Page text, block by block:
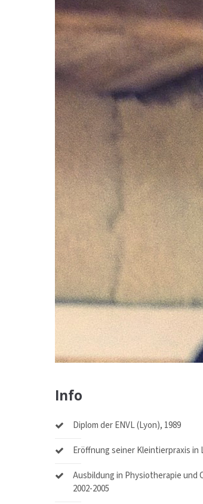
Info
Diplom der ENVL (Lyon), 1989
Eröffnung seiner Kleintierpraxis in
Ausbildung in Physiotherapie und
2002-2005